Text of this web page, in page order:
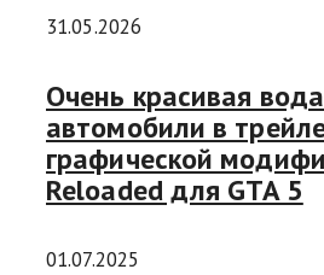
31.05.2026
Очень красивая
автомобили в
графической
Reloaded для GTA 5
01.07.2025